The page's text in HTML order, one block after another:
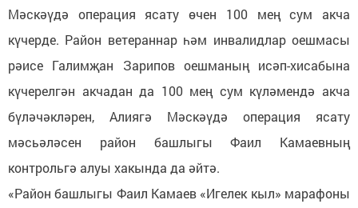
Мәскәүдә операция ясату өчен 100 мең сум акча
күчерде. Район ветераннар һәм инвалидлар оешмасы
рәисе Галимҗан Зарипов оешманың исәп-хисабына
күчерелгән акчадан да 100 мең сум күләмендә акча
бүләчәкләрен, Алиягә Мәскәүдә операция ясату
мәсьәләсен район башлыгы Фаил Камаевның
контрольгә алуы хакында да әйтә.
«Район башлыгы Фаил Камаев «Игелек кыл» марафоны